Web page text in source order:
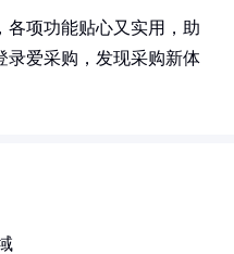
各项功能贴心又实用，助
录爱采购，发现采购新体